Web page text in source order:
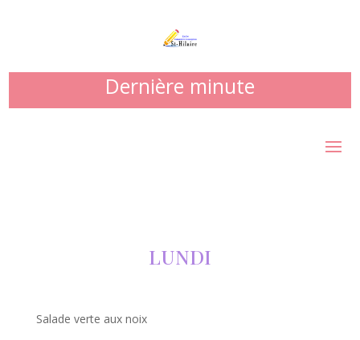
Dernière minute
LUNDI
Salade verte aux noix